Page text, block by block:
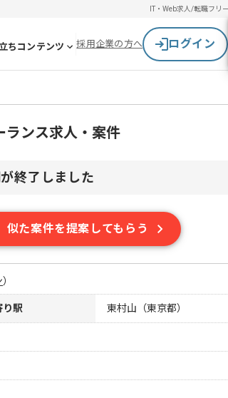
IT・Web求人/転職フリ
ちコンテンツ 採用企業の方へ ログイン
ランス求人・案件
終了しました
似た案件を提案してもらう
）
り駅 東村山（東京都）